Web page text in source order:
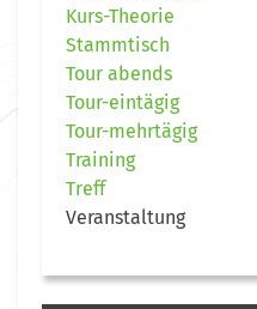
Kurs-Theorie
Stammtisch
Tour abends
Tour-eintägig
Tour-mehrtägig
Training
Treff
Veranstaltung